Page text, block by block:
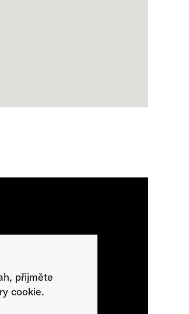
přijměte
cookie.